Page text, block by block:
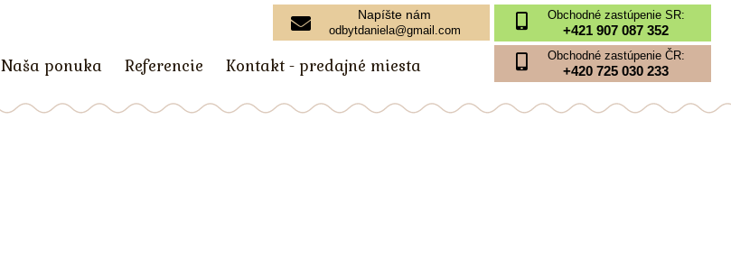
Obchodné zastúpenie SR:
+421 907 087 352
Obchodné zastúpenie ČR:
+420 725 030 233
Napíšte nám
odbytdaniela@gmail.com
Naša ponuka Referencie Kontakt - predajné miesta